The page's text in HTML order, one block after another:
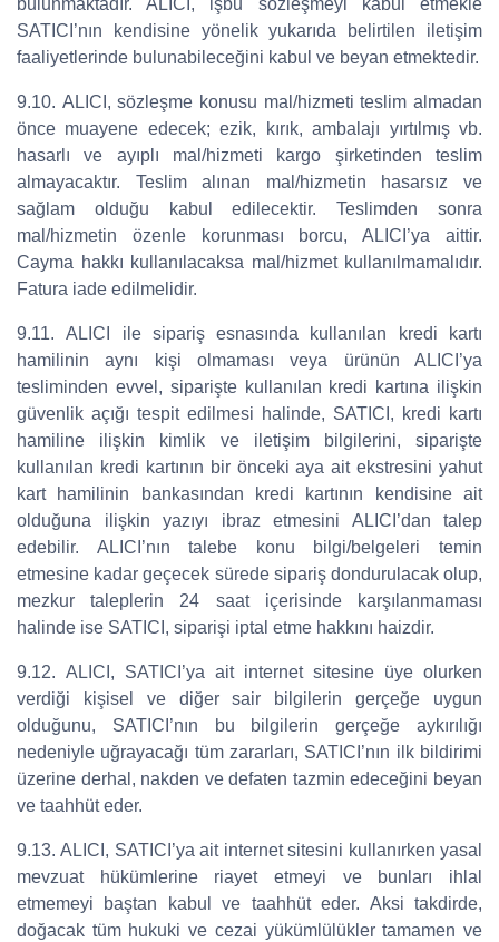
bulunmaktadır. ALICI, işbu sözleşmeyi kabul etmekle
SATICI’nın kendisine yönelik yukarıda belirtilen iletişim
faaliyetlerinde bulunabileceğini kabul ve beyan etmektedir.
9.10. ALICI, sözleşme konusu mal/hizmeti teslim almadan
önce muayene edecek; ezik, kırık, ambalajı yırtılmış vb.
hasarlı ve ayıplı mal/hizmeti kargo şirketinden teslim
almayacaktır. Teslim alınan mal/hizmetin hasarsız ve
sağlam olduğu kabul edilecektir. Teslimden sonra
mal/hizmetin özenle korunması borcu, ALICI’ya aittir.
Cayma hakkı kullanılacaksa mal/hizmet kullanılmamalıdır.
Fatura iade edilmelidir.
9.11. ALICI ile sipariş esnasında kullanılan kredi kartı
hamilinin aynı kişi olmaması veya ürünün ALICI’ya
tesliminden evvel, siparişte kullanılan kredi kartına ilişkin
güvenlik açığı tespit edilmesi halinde, SATICI, kredi kartı
hamiline ilişkin kimlik ve iletişim bilgilerini, siparişte
kullanılan kredi kartının bir önceki aya ait ekstresini yahut
kart hamilinin bankasından kredi kartının kendisine ait
olduğuna ilişkin yazıyı ibraz etmesini ALICI’dan talep
edebilir. ALICI’nın talebe konu bilgi/belgeleri temin
etmesine kadar geçecek sürede sipariş dondurulacak olup,
mezkur taleplerin 24 saat içerisinde karşılanmaması
halinde ise SATICI, siparişi iptal etme hakkını haizdir.
9.12. ALICI, SATICI’ya ait internet sitesine üye olurken
verdiği kişisel ve diğer sair bilgilerin gerçeğe uygun
olduğunu, SATICI’nın bu bilgilerin gerçeğe aykırılığı
nedeniyle uğrayacağı tüm zararları, SATICI’nın ilk bildirimi
üzerine derhal, nakden ve defaten tazmin edeceğini beyan
ve taahhüt eder.
9.13. ALICI, SATICI’ya ait internet sitesini kullanırken yasal
mevzuat hükümlerine riayet etmeyi ve bunları ihlal
etmemeyi baştan kabul ve taahhüt eder. Aksi takdirde,
doğacak tüm hukuki ve cezai yükümlülükler tamamen ve